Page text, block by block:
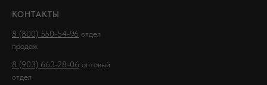
КОНТАКТЫ
8 (800) 550-54-96 отдел
продаж
8 (903) 663-28-06 оптовый
отдел